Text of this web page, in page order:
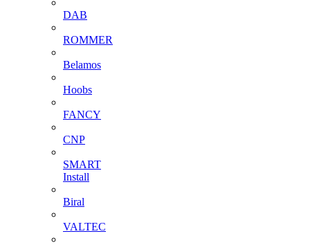
DAB
ROMMER
Belamos
Hoobs
FANCY
CNP
SMART
Install
Biral
VALTEC